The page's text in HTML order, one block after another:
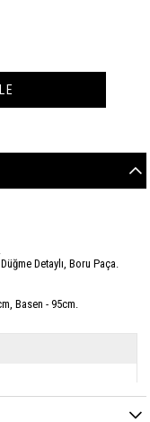
Detaylı, Boru Paça.
Basen - 95cm.